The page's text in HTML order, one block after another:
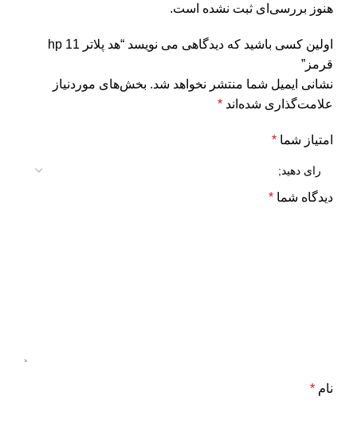
هنوز بررسی‌ای ثبت نشده است.
اولین کسی باشید که دیدگاهی می نویسد “هد پلاتر 11 hp
قرمز”
نشانی ایمیل شما منتشر نخواهد شد. بخش‌های موردنیاز
علامت‌گذاری شده‌اند *
امتیاز شما *
دیدگاه شما *
نام *